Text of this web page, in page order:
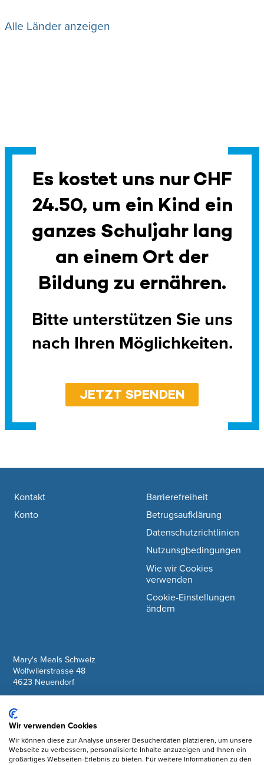
Alle Länder anzeigen
Es kostet uns nur CHF
24.50, um ein Kind ein
ganzes Schuljahr lang
an einem Ort der
Bildung zu ernähren.
Bitte unterstützen Sie uns
nach Ihren Möglichkeiten.
JETZT SPENDEN
Footer navigation
Mary's Meals Schweiz
Wolfwilerstrasse 48
4623 Neuendorf
IBAN: CH61 0900 0000 6175 7127 6
Kontakt
Konto
Barrierefreiheit
Betrugsaufklärung
Datenschutzrichtlinien
Nutzunsgbedingungen
Wie wir Cookies
verwenden
Cookie-Einstellungen
ändern
Facebook
Instagram
Wir verwenden Cookies
Wir können diese zur Analyse unserer Besucherdaten platzieren, um unsere
Webseite zu verbessern, personalisierte Inhalte anzuzeigen und Ihnen ein
großartiges Webseiten-Erlebnis zu bieten. Für weitere Informationen zu den